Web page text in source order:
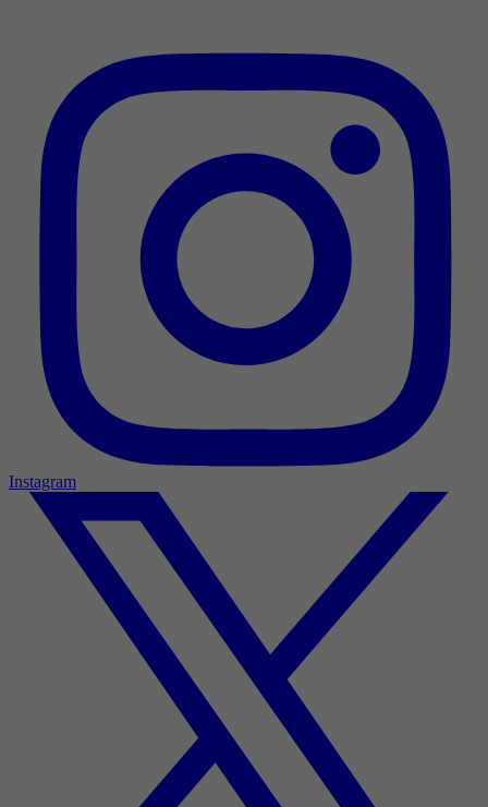
Instagram